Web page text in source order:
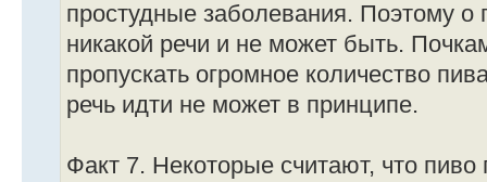
простудные заболевания. Поэтому о
никакой речи и не может быть.
пропускать огромное количество
речь идти не может в принципе.
Факт 7. Некоторые считают, что